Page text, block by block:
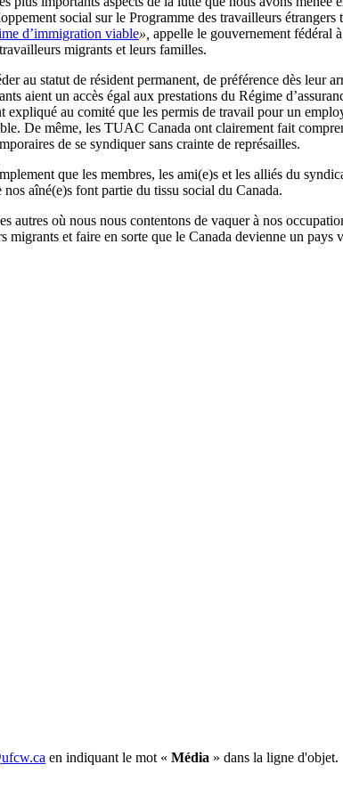
social sur le Programme des travailleurs
d’immigration viable», appelle le gouvernement fédéral
travailleurs migrants et leurs familles.
au statut de résident permanent, de préférence dès leur
aient un accès égal aux prestations du Régime
expliqué au comité que les permis de travail pour un
De même, les TUAC Canada ont clairement fait
de se syndiquer sans crainte de représailles.
que les membres, les ami(e)s et les alliés du
nos aîné(e)s font partie du tissu social du Canada.
autres où nous nous contentons de vaquer à nos
migrants et faire en sorte que le Canada devienne un
en indiquant le mot « Média » dans la ligne d'objet.